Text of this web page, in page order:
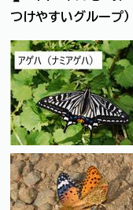
つけやすいグループ）